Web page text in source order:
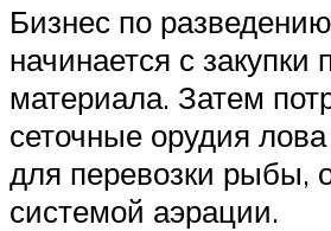
Бизнес по
начинается с закупки
материала. Затем
сеточные орудия
для перевозки рыбы,
системой аэрации.